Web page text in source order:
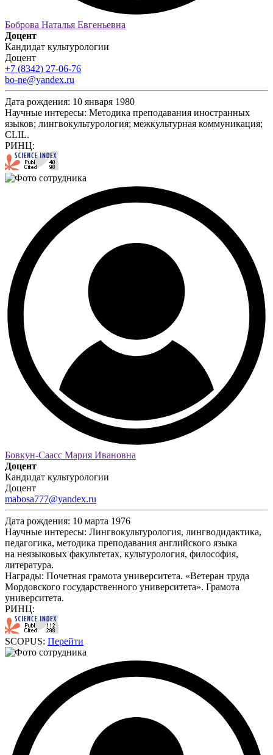
Боброва Наталья Евгеньевна
Доцент
Кандидат культурологии
Доцент
+7 (8342) 27-06-76
bo-ne@yandex.ru
Дата рождения: 10 января 1980
Научные интересы: Методика преподавания иностранных
языков; лингвокультурология; межкультурная коммуникация;
CLIL.
РИНЦ:
Бовкун-Саасс Мария Ивановна
Доцент
Кандидат культурологии
Доцент
mabosa777@yandex.ru
Дата рождения: 10 марта 1976
Научные интересы: Лингвокультурология, лингводидактика,
педагогика, методика преподавания английского языка
на неязыковых факультетах, культурология, философия,
литература.
Награды: Почетная грамота университета. «Ветеран труда
Мордовского государственного университета». Грамота
университета.
РИНЦ:
SCOPUS: Перейти